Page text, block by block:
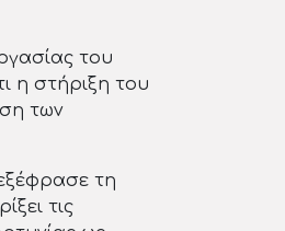
του
η στήριξη του
των
τη
τις